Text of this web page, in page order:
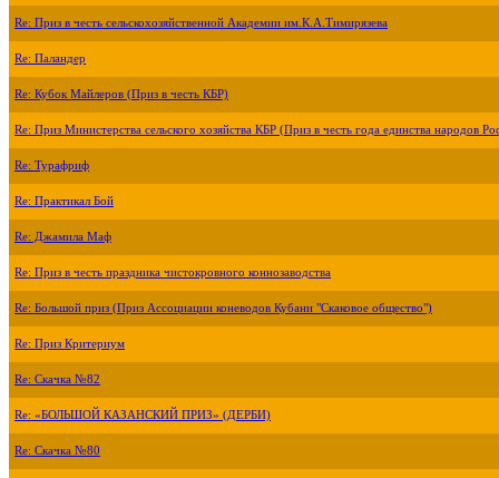
Re: Приз в честь сельскохозяйственной Академии им.К.А.Тимирязева
Re: Паландер
Re: Кубок Майлеров (Приз в честь КБР)
Re: Приз Министерства сельского хозяйства КБР (Приз в честь года единства народов
Re: Турафриф
Re: Практикал Бой
Re: Джамила Маф
Re: Приз в честь праздника чистокровного коннозаводства
Re: Большой приз (Приз Ассоциации коневодов Кубани "Скаковое общество")
Re: Приз Критериум
Re: Скачка №82
Re: «БОЛЬШОЙ КАЗАНСКИЙ ПРИЗ» (ДЕРБИ)
Re: Скачка №80